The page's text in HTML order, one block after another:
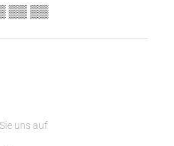
▒▒ ▒▒
uns auf